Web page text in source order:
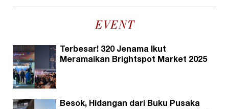
EVENT
Terbesar! 320 Jenama Ikut
Meramaikan Brightspot Market 2025
Besok, Hidangan dari Buku Pusaka